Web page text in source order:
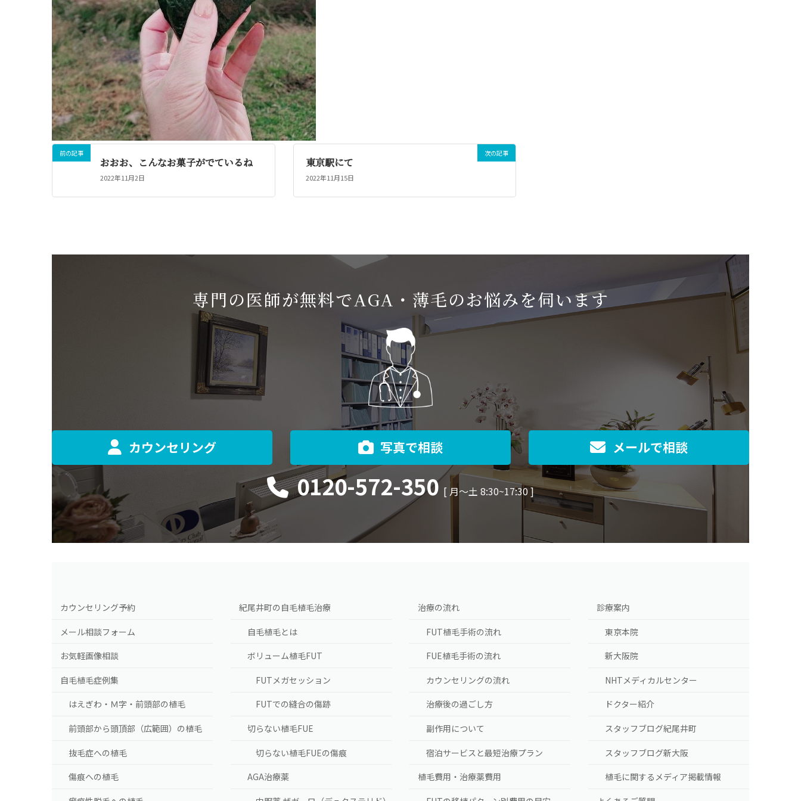
前の記事
おおお、こんなお菓子がでているね
2022年11月2日
次の記事
東京駅にて
2022年11月15日
専門の医師が無料でAGA・薄毛のお悩みを伺います
カウンセリング 写真で相談 メールで相談
0120-572-350 [ 月〜土 8:30~17:30 ]
カウンセリング予約
メール相談フォーム
お気軽画像相談
自毛植毛症例集
はえぎわ・Ｍ字・前頭部の植毛
前頭部から頭頂部（広範囲）の植毛
抜毛症への植毛
傷痕への植毛
紀尾井町の自毛植毛治療
自毛植毛とは
ボリューム植毛FUT
FUTメガセッション
FUTでの縫合の傷跡
切らない植毛FUE
切らない植毛FUEの傷痕
AGA治療薬
治療の流れ
FUT植毛手術の流れ
FUE植毛手術の流れ
カウンセリングの流れ
治療後の過ごし方
副作用について
宿泊サービスと最短治療プラン
植毛費用・治療薬費用
診療案内
東京本院
新大阪院
NHTメディカルセンター
ドクター紹介
スタッフブログ紀尾井町
スタッフブログ新大阪
植毛に関するメディア掲載情報